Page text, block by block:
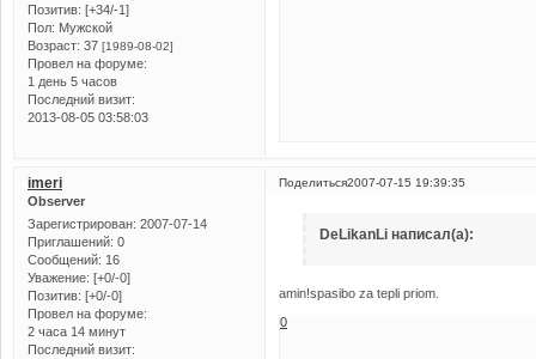
Позитив: [+34/-1]
Пол: Мужской
Возраст: 37 [1989-08-02]
Провел на форуме:
1 день 5 часов
Последний визит:
2013-08-05 03:58:03
Поделиться2007-07-15 19:39:35
imeri
Observer
Зарегистрирован: 2007-07-14
Приглашений: 0
Сообщений: 16
Уважение: [+0/-0]
Позитив: [+0/-0]
Провел на форуме:
2 часа 14 минут
Последний визит:
DeLikanLi написал(а):
amin!spasibo za tepli priom.
0